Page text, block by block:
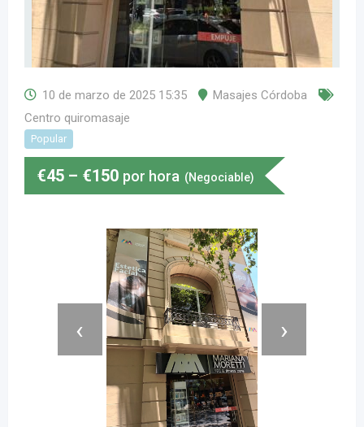
10 de marzo de 2025 15:35
Masajes Córdoba
Centro quiromasaje
Popular
€45 – €150 por hora (Negociable)
‹ ›